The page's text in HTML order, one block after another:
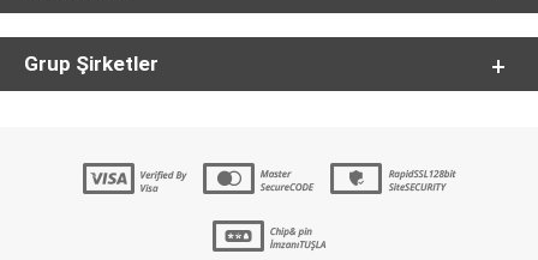
Grup Şirketler